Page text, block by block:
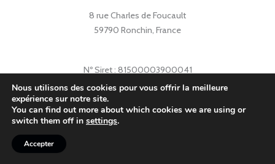
8 rue Charles de Foucault
59790 Ronchin, France
Nº Siret : 81500003900041
Nº Licence : 2021009632
Code APE : 9001Z
© 2026 Collectif Primavez |
Nous utilisons des cookies pour vous offrir la meilleure
expérience sur notre site.
You can find out more about which cookies we are using or
switch them off in settings.
Accepter